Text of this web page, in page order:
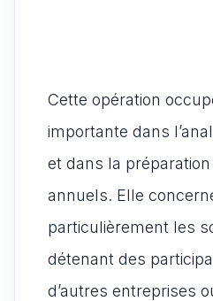
Cette opération
importante dans
et dans la
annuels. Elle
particulièrement les
détenant des
d’autres entreprises